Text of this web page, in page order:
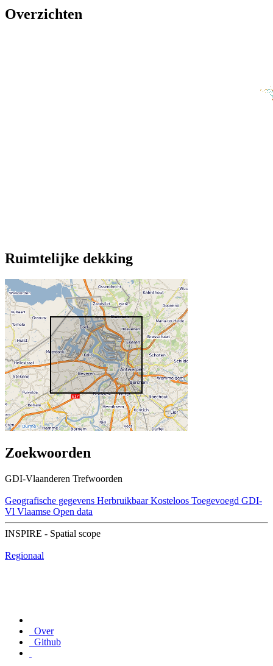
Overzichten
Ruimtelijke dekking
Zoekwoorden
GDI-Vlaanderen Trefwoorden
Geografische gegevens Herbruikbaar Kosteloos Toegevoegd GDI-
Vl Vlaamse Open data
INSPIRE - Spatial scope
Regionaal
Over
Github